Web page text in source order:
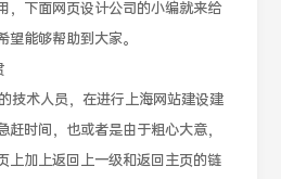
，下面网页设计公司的小编就来给
能够帮助到大家。
术人员，在进行上海网站建设建
时间，也或者是由于粗心大意，
上加上返回上一级和返回主页的链